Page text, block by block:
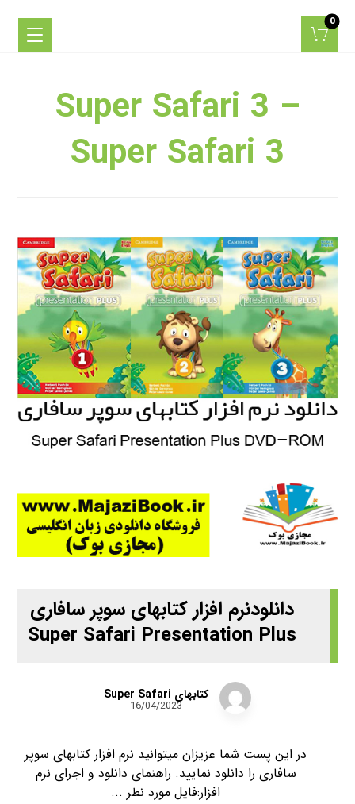
Super Safari 3 –
Super Safari 3
دانلودنرم افزار کتابهای سوپر سافاری
Super Safari Presentation Plus
کتابهای Super Safari
16/04/2023
در این پست شما عزیزان میتوانید نرم افزار کتابهای سوپر
سافاری را دانلود نمایید. راهنمای دانلود و اجرای نرم
افزار:فایل مورد نطر ...